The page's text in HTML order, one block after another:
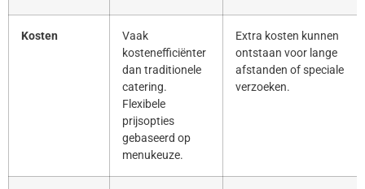
Kosten
Vaak
kostenefficiënter
dan traditionele
catering.
Flexibele
prijsopties
gebaseerd op
menukeuze.
Extra kosten kunnen
ontstaan voor lange
afstanden of speciale
verzoeken.